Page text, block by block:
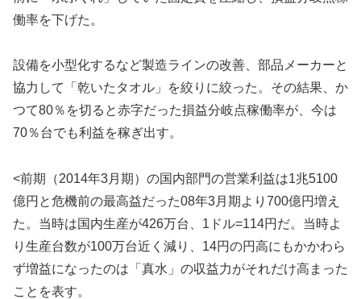
働率を下げた。
設備を小型化するなど製造ラインの改善、部品メーカーと
協力して「乾いたタオル」を絞りに絞った。その結果、か
つて80％を切ると赤字だった損益分岐点稼働率が、今は
70％台でも利益を稼ぎ出す。
<前期（2014年3月期）の国内部門の営業利益は1兆5100
億円と危機前の最高益だった08年3月期より700億円増え
た。当時は国内生産が426万台、1ドル=114円だ。当時よ
り生産台数が100万台近く減り、14円の円高にもかかわら
ず増益になったのは「真水」の収益力がそれだけ高まった
ことを表す。